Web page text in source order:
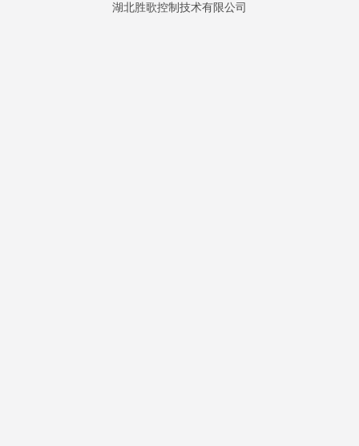
湖北胜歌控制技术有限公司